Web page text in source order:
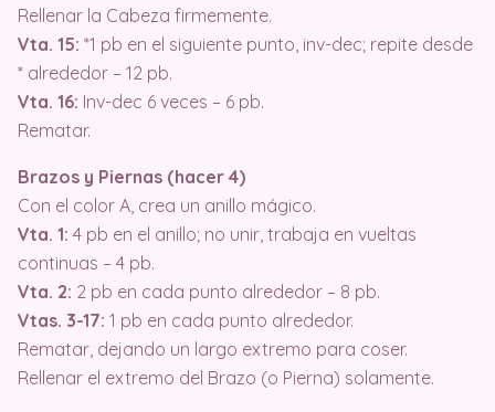
Rellenar la Cabeza firmemente.
Vta. 15: *1 pb en el siguiente punto, inv-dec; repite desde
* alrededor – 12 pb.
Vta. 16: Inv-dec 6 veces – 6 pb.
Rematar.
Brazos y Piernas (hacer 4)
Con el color A, crea un anillo mágico.
Vta. 1: 4 pb en el anillo; no unir, trabaja en vueltas
continuas – 4 pb.
Vta. 2: 2 pb en cada punto alrededor – 8 pb.
Vtas. 3-17: 1 pb en cada punto alrededor.
Rematar, dejando un largo extremo para coser.
Rellenar el extremo del Brazo (o Pierna) solamente.